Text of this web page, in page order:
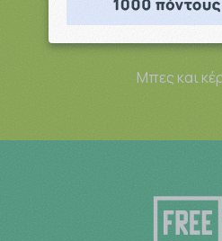
Point
Μπες και